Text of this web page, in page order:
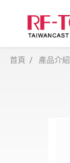
首頁 產品介紹